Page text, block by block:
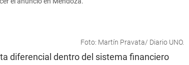
Foto: Martín Pravata/ Diario UNO.
diferencial dentro del sistema financiero